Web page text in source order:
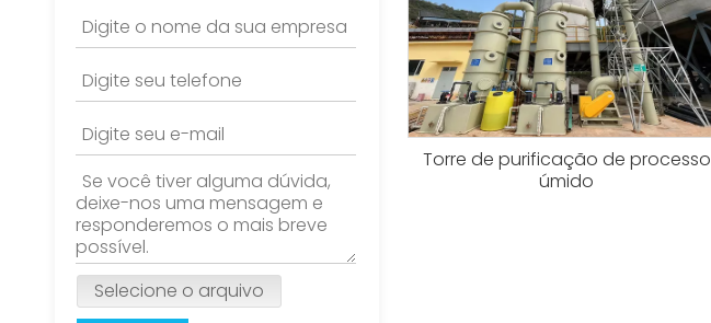
Selecione o arquivo
Torre de purificação de processo
úmido